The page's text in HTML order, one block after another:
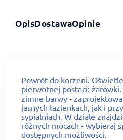
OpisDostawaOpinie
Powrót do korzeni.
pierwotnej postaci: żarówki.
zimne barwy -
jasnych łazienkach, jak i
sypialniach. W dziale
różnych mocach - wybieraj
dostępnych możliwości.